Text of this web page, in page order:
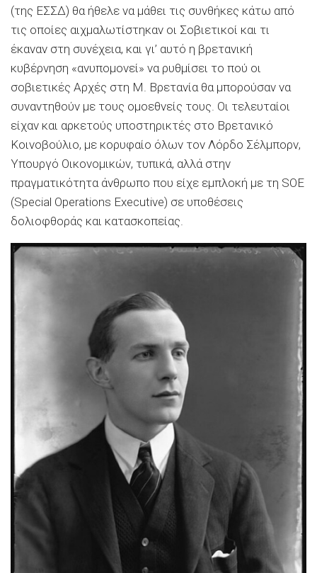
(της ΕΣΣΔ) θα ήθελε να μάθει τις συνθήκες κάτω από
τις οποίες αιχμαλωτίστηκαν οι Σοβιετικοί και τι
έκαναν στη συνέχεια, και γι’ αυτό η βρετανική
κυβέρνηση «ανυπομονεί» να ρυθμίσει το πού οι
σοβιετικές Αρχές στη Μ. Βρετανία θα μπορούσαν να
συναντηθούν με τους ομοεθνείς τους. Οι τελευταίοι
είχαν και αρκετούς υποστηρικτές στο Βρετανικό
Κοινοβούλιο, με κορυφαίο όλων τον Λόρδο Σέλμπορν,
Υπουργό Οικονομικών, τυπικά, αλλά στην
πραγματικότητα άνθρωπο που είχε εμπλοκή με τη SOE
(Special Operations Executive) σε υποθέσεις
δολιοφθοράς και κατασκοπείας.